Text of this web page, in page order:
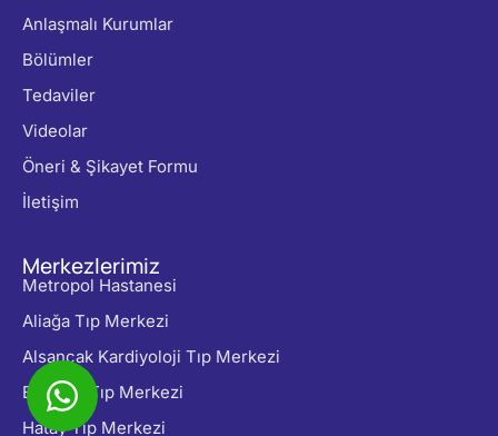
Anlaşmalı Kurumlar
Bölümler
Tedaviler
Videolar
Öneri & Şikayet Formu
İletişim
Merkezlerimiz
Metropol Hastanesi
Aliağa Tıp Merkezi
Alsancak Kardiyoloji Tıp Merkezi
Balçova Tıp Merkezi
Hatay Tıp Merkezi